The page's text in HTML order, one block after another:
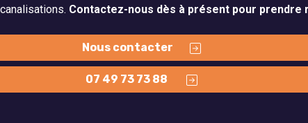
Contactez-nous dès à présent pour prendre
Nous contacter
07 49 73 73 88